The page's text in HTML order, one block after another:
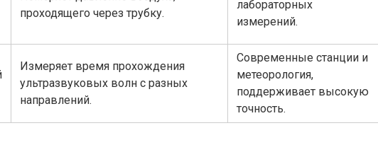
проходящего через трубку.
лабораторных
измерений.
Измеряет время прохождения
ультразвуковых волн с разных
направлений.
Современные станции и
метеорология,
поддерживает высокую
точность.